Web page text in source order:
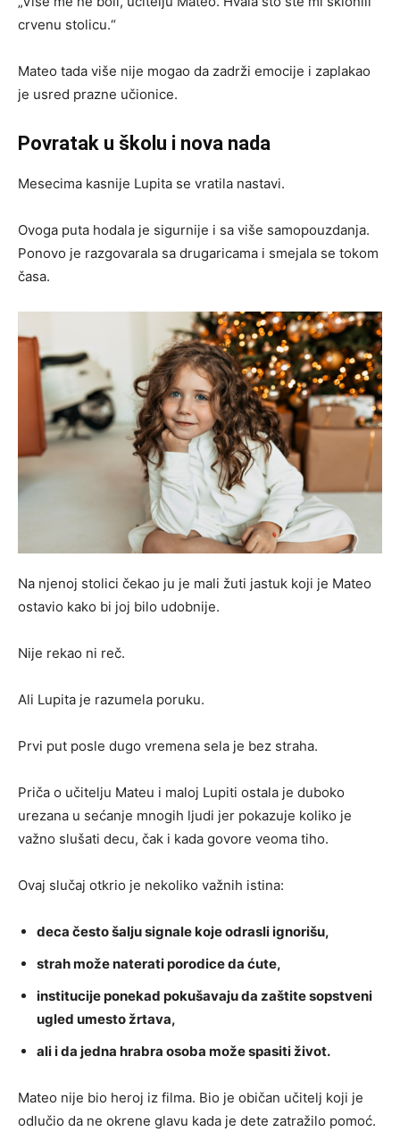
crvenu stolicu.“
Mateo tada više nije mogao da zadrži emocije i zaplakao
je usred prazne učionice.
Povratak u školu i nova nada
Mesecima kasnije Lupita se vratila nastavi.
Ovoga puta hodala je sigurnije i sa više samopouzdanja.
Ponovo je razgovarala sa drugaricama i smejala se tokom
časa.
Na njenoj stolici čekao ju je mali žuti jastuk koji je Mateo
ostavio kako bi joj bilo udobnije.
Nije rekao ni reč.
Ali Lupita je razumela poruku.
Prvi put posle dugo vremena sela je bez straha.
Priča o učitelju Mateu i maloj Lupiti ostala je duboko
urezana u sećanje mnogih ljudi jer pokazuje koliko je
važno slušati decu, čak i kada govore veoma tiho.
Ovaj slučaj otkrio je nekoliko važnih istina:
deca često šalju signale koje odrasli ignorišu,
strah može naterati porodice da ćute,
institucije ponekad pokušavaju da zaštite sopstveni
ugled umesto žrtava,
ali i da jedna hrabra osoba može spasiti život.
Mateo nije bio heroj iz filma. Bio je običan učitelj koji je
odlučio da ne okrene glavu kada je dete zatražilo pomoć.